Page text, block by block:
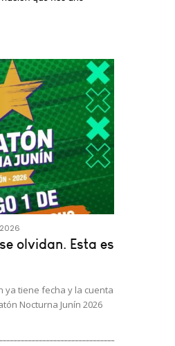
olvidan. Esta es
ya tiene fecha y la cuenta
Nocturna Junín 2026